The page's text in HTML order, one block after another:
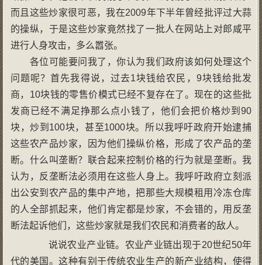
而且这些炒家很可恶，我在2009年下半年曾经批评过大蒜
的操纵，于是这些炒家竟然找了一批人在网站上对郎咸平
进行人身攻击，多么嚣张。
各位可能要问我了，你认为我们政府该如何处理这个
问题呢？首先我得说，过去1块钱给农民，9块钱给批发
商，10块钱的零售价模式已经不复存在了。现在的这些批
发商已经不满足挣那么点小钱了，他们会把价格炒到90
块，炒到100块，甚至1000块。所以我呼吁政府开始逮捕
这些农产品炒家，因为他们操纵价格，形成了农产品的垄
断。什么叫垄断？联合起来控制价格的行为就是垄断。我
认为，反垄断法必须用在这些人身上。我呼吁政府立刻派
出公安到农产品的集中产地，把那些大规模租用冷冻仓库
的人全部抓起来，他们肯定都是炒家，不会错的，用反垄
断法起诉他们，这些炒家就是我们农民和消费者的敌人。
说说农业产业链。农业产业链出现于20世纪50年
代的美国。这种有别于传统农业生产的新产业结构，使得